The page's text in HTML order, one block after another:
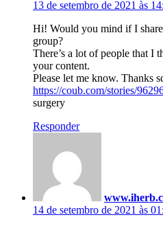
13 de setembro de 2021 às
Hi! Would you mind if I
group?
There’s a lot of people that I
your content.
Please let me know. Thanks
https://coub.com/stories/
surgery
Responder
14 de setembro de 2021 às